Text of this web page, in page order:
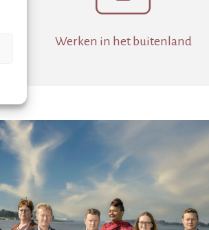
Werken in het buitenland